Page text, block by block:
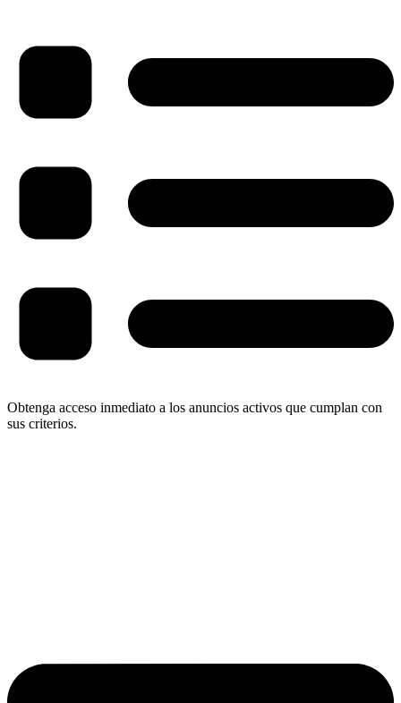
Obtenga acceso inmediato a los anuncios activos que cumplan con
sus criterios.